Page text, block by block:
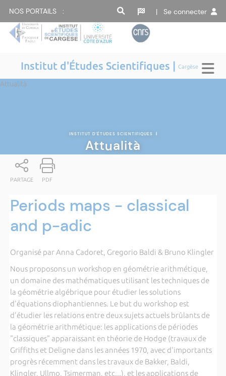
NOS PORTAILS : | Se connecter
Institut d'Études Scientifiques |Cargèse
Attualità
INSTITUT D'ÉTUDES SCIENTIFIQUES |
Attualità
PARTAGE PDF
Periods maps - classical
and p-adic
Organisé par Anna Cadoret, Gregorio Baldi & Bruno Klingler
Nous proposons un workshop en géométrie arithmétique,
un domaine des mathématiques utilisant les techniques de
la géométrie algébrique pour étudier les solutions
d'équations diophantiennes. Le but du workshop est
d'étudier les relations entre deux sujets actuels brûlants de
la géométrie arithmétique: les applications de périodes
"classiques" apparaissant en théorie de Hodge (travaux de
Griffiths et Deligne dans les années 1970, avec d'importants
progrès récemment dans les travaux de Bakker, Baldi,
Klingler, Ullmo, Tsimerman, etc...), et les applications de